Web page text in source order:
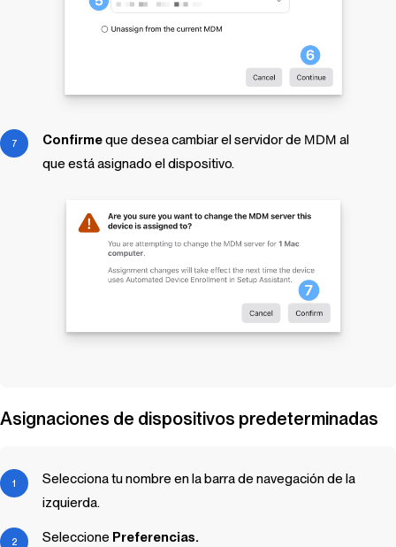
Confirmeque desea cambiar el servidor de MDM al
que está asignado el dispositivo.
Asignaciones de dispositivos predeterminadas
Seleccionatu nombre en la barra de navegación de la
izquierda.
Seleccione Preferencias.